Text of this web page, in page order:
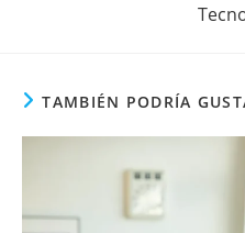
TAMBIÉN PODRÍA